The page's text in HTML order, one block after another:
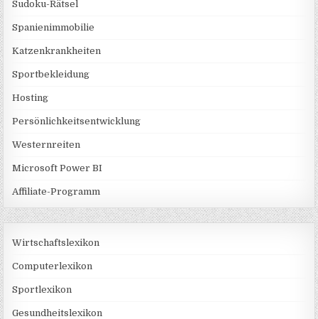
Sudoku-Rätsel
Spanienimmobilie
Katzenkrankheiten
Sportbekleidung
Hosting
Persönlichkeitsentwicklung
Westernreiten
Microsoft Power BI
Affiliate-Programm
Wirtschaftslexikon
Computerlexikon
Sportlexikon
Gesundheitslexikon